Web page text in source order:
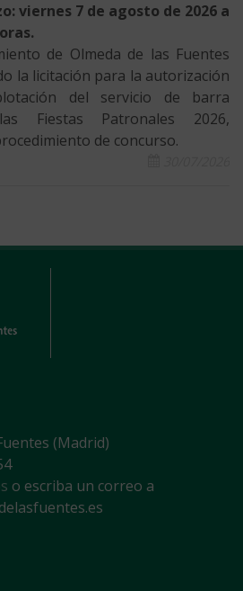
viernes 7 de agosto de 2026 a
de Olmeda de las Fuentes
la licitación para la autorización
del servicio de barra
Fiestas Patronales 2026,
de concurso.
(Madrid)
o escriba un correo a